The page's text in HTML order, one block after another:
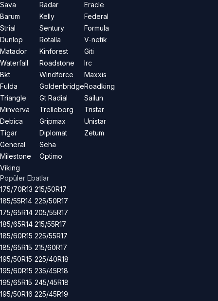
Sava
Barum
Strial
Dunlop
Matador
Waterfall
Bkt
Fulda
Triangle
Minverva
Debica
Tigar
General
Milestone
Viking
Radar
Kelly
Sentury
Rotalla
Kinforest
Roadstone
Windforce
Goldenbridge
Gt Radial
Trelleborg
Gripmax
Diplomat
Seha
Optimo
Eracle
Federal
Formula
V-netik
Giti
Irc
Maxxis
Roadking
Sailun
Tristar
Unistar
Zetum
Popüler Ebatlar
175/70R13
185/55R14
175/65R14
185/65R14
185/60R15
185/65R15
195/50R15
195/60R15
195/65R15
195/50R16
215/50R17
225/50R17
205/55R17
215/55R17
225/55R17
215/60R17
225/40R18
235/45R18
245/45R18
225/45R19